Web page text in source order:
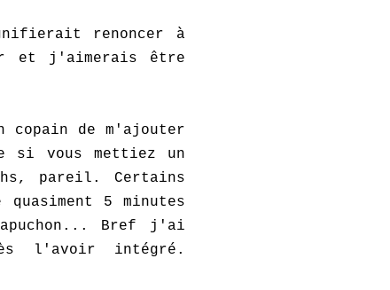
renoncer à
et j'aimerais être
copain de m'ajouter
si vous mettiez un
pareil. Certains
5 minutes
Bref j'ai
l'avoir intégré.